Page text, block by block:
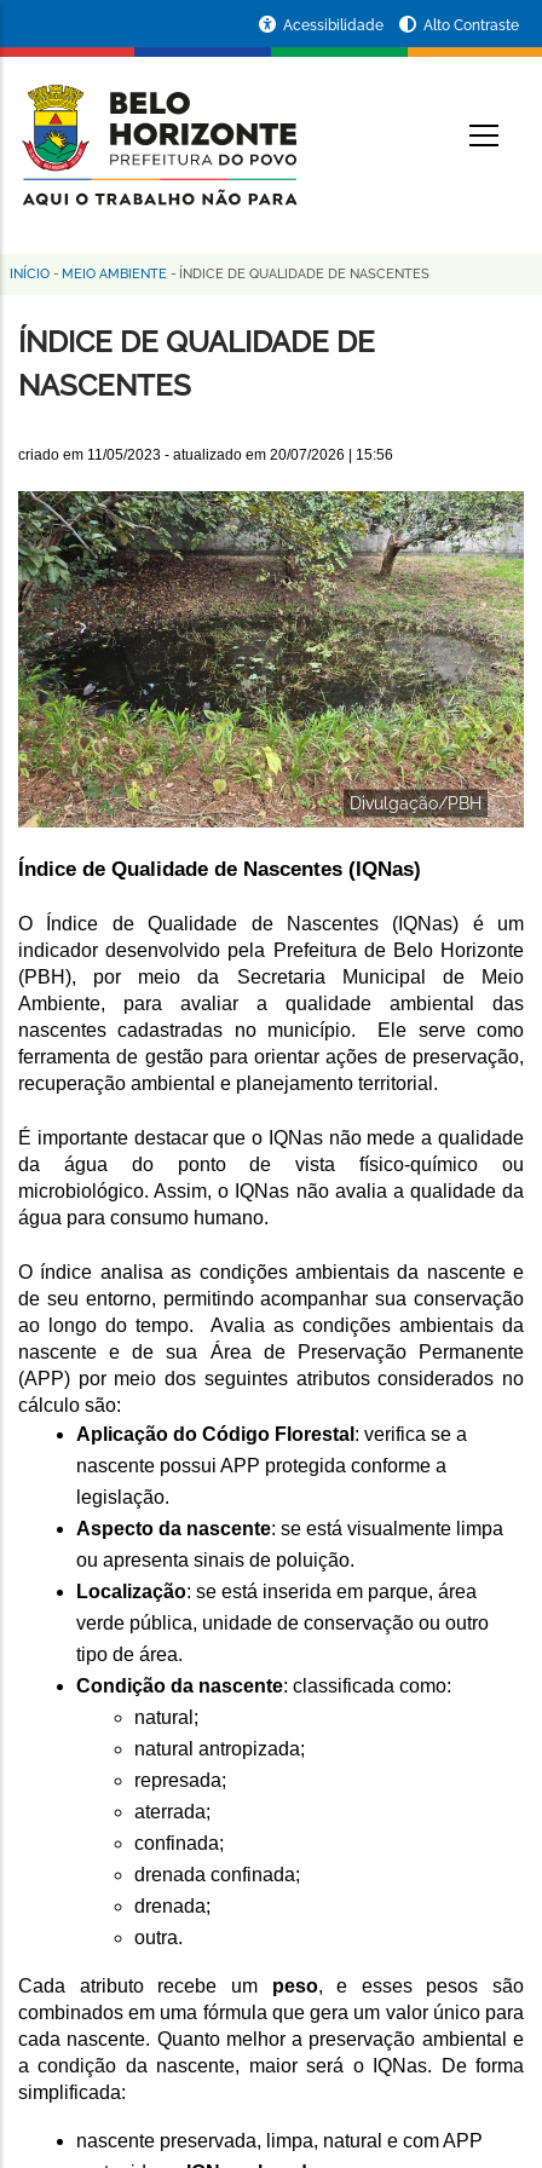
conteúdo
principal
da
Prefeitura
de
Horizonte
Acessibilidade Alto Contraste
Trilha
de
navegação
INÍCIO - MEIO AMBIENTE - ÍNDICE DE QUALIDADE DE NASCENTES
ÍNDICE DE QUALIDADE DE
NASCENTES
criado em 11/05/2023 - atualizado em 20/07/2026 | 15:56
Divulgação/PBH
Índice de Qualidade de Nascentes (IQNas)
O Índice de Qualidade de Nascentes (IQNas) é um
indicador desenvolvido pela Prefeitura de Belo Horizonte
(PBH), por meio da Secretaria Municipal de Meio
Ambiente, para avaliar a qualidade ambiental das
nascentes cadastradas no município.  Ele serve como
ferramenta de gestão para orientar ações de preservação,
recuperação ambiental e planejamento territorial.
É importante destacar que o IQNas não mede a qualidade
da água do ponto de vista físico-químico ou
microbiológico. Assim, o IQNas não avalia a qualidade da
água para consumo humano.
O índice analisa as condições ambientais da nascente e
de seu entorno, permitindo acompanhar sua conservação
ao longo do tempo.  Avalia as condições ambientais da
nascente e de sua Área de Preservação Permanente
(APP) por meio dos seguintes atributos considerados no
cálculo são:
Aplicação do Código Florestal : verifica se a
nascente possui APP protegida conforme a
legislação.
Aspecto da nascente: se está visualmente limpa
ou apresenta sinais de poluição.
Localização: se está inserida em parque, área
verde pública, unidade de conservação ou outro
tipo de área.
Condição da nascente: classificada como:
natural;
natural antropizada;
represada;
aterrada;
confinada;
drenada confinada;
drenada;
outra.
Cada atributo recebe um peso, e esses pesos são
combinados em uma fórmula que gera um valor único para
cada nascente. Quanto melhor a preservação ambiental e
a condição da nascente, maior será o IQNas. De forma
simplificada:
nascente preservada, limpa, natural e com APP